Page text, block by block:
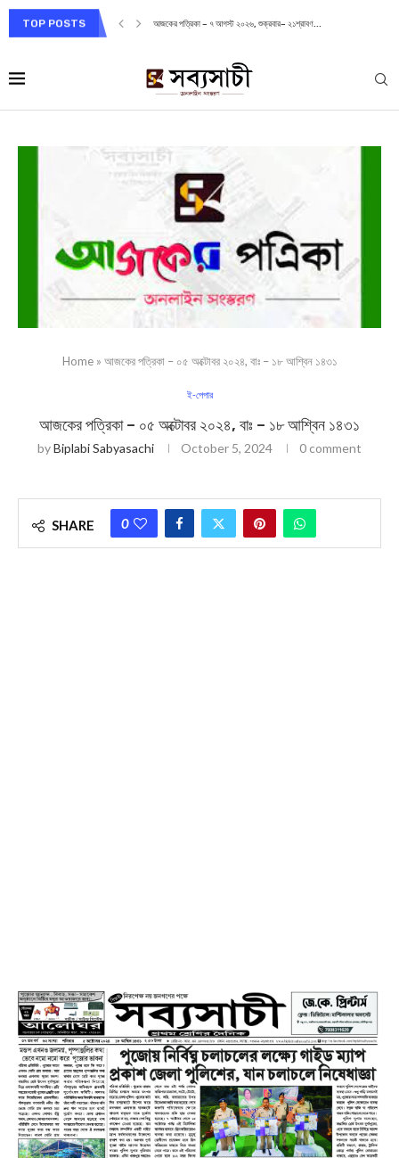
TOP POSTS আজকের পত্রিকা – ৭ আগস্ট ২০২৬, শুক্রবার– ২১শ্রাবণ...
Home» আজকের পত্রিকা – ০৫ অক্টোবর ২০২৪, বাঃ – ১৮ আশ্বিন ১৪৩১
ই-পেপার
আজকের পত্রিকা – ০৫ অক্টোবর ২০২৪, বাঃ – ১৮ আশ্বিন ১৪৩১
byBiplabi Sabyasachi October 5, 2024 0 comment
SHARE 0